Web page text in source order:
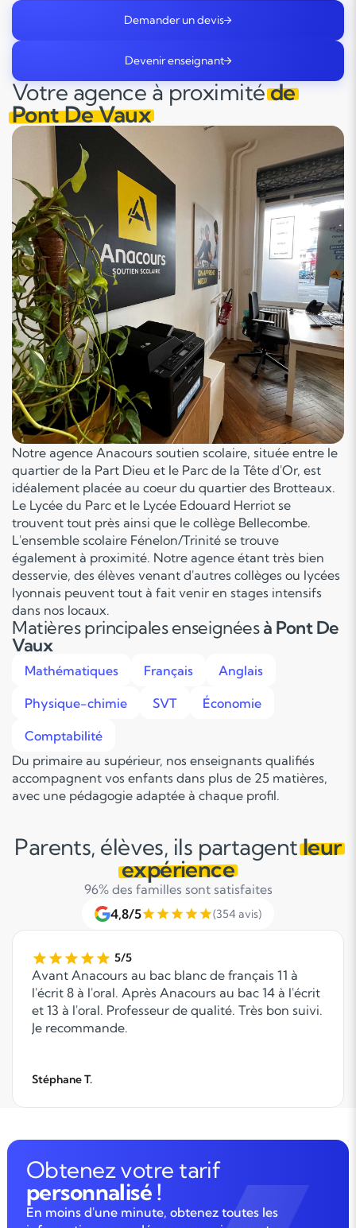
Votre agence à proximitéde
Pont De Vaux
Notre agence Anacours soutien scolaire, située entre le
quartier de la Part Dieu et le Parc de la Tête d'Or, est
idéalement placée au coeur du quartier des Brotteaux.
Le Lycée du Parc et le Lycée Edouard Herriot se
trouvent tout près ainsi que le collège Bellecombe.
L'ensemble scolaire Fénelon/Trinité se trouve
également à proximité. Notre agence étant très bien
desservie, des élèves venant d'autres collèges ou lycées
lyonnais peuvent tout à fait venir en stages intensifs
dans nos locaux.
Matières principales enseignéesà Pont De
Vaux
Mathématiques Français Anglais
Physique-chimie SVT Économie
Comptabilité
Du primaire au supérieur, nos enseignants qualifiés
accompagnent vos enfants dans plus de 25 matières,
avec une pédagogie adaptée à chaque profil.
Demander un devis
Devenir enseignant
Parents, élèves, ils partagentleur
expérience
96% des familles sont satisfaites
4,8/5
(354 avis)
5/5
Avant Anacours au bac blanc de français 11 à
l'écrit 8 à l'oral. Après Anacours au bac 14 à l'écrit
et 13 à l'oral. Professeur de qualité. Très bon suivi.
Je recommande.
Stéphane T.
Obtenez votre tarif
personnalisé !
En moins d'une minute, obtenez toutes les